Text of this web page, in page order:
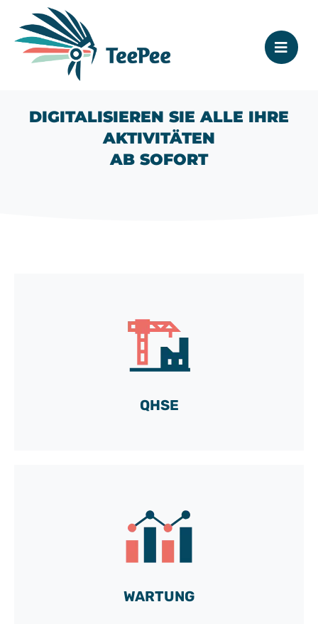
DIGITALISIEREN SIE ALLE IHRE
AKTIVITÄTEN
AB SOFORT
QHSE
Tauchen Sie mit TeePee in den Alltag von
Kévin, QHSE-Manager, ein
WARTUNG
Erfahren Sie, wie Guillaume, ein
Elektrotechniker, TeePee im Alltag